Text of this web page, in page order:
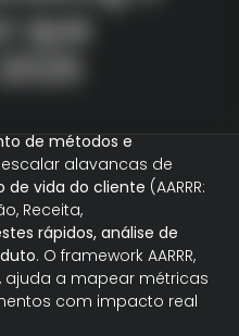
que
de métodos e
alavancas de
de vida do cliente (AARRR:
Receita,
rápidos, análise de
. O framework AARRR,
ajuda a mapear métricas
com impacto real